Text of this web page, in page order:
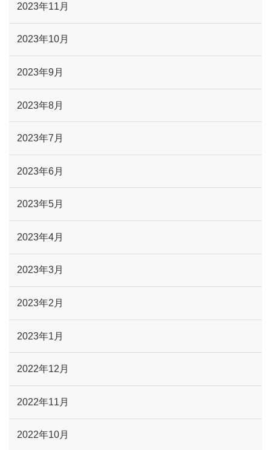
2023年11月
2023年10月
2023年9月
2023年8月
2023年7月
2023年6月
2023年5月
2023年4月
2023年3月
2023年2月
2023年1月
2022年12月
2022年11月
2022年10月